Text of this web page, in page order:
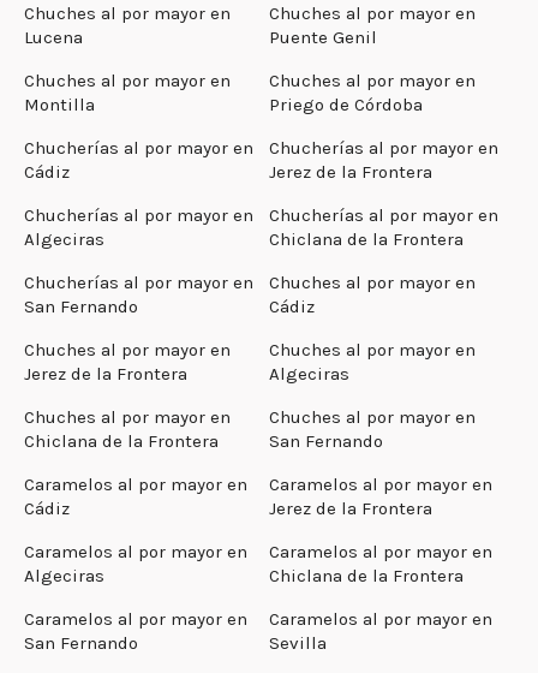
Chuches al por mayor en
Lucena
Chuches al por mayor en
Puente Genil
Chuches al por mayor en
Montilla
Chuches al por mayor en
Priego de Córdoba
Chucherías al por mayor en
Cádiz
Chucherías al por mayor en
Jerez de la Frontera
Chucherías al por mayor en
Algeciras
Chucherías al por mayor en
Chiclana de la Frontera
Chucherías al por mayor en
San Fernando
Chuches al por mayor en
Cádiz
Chuches al por mayor en
Jerez de la Frontera
Chuches al por mayor en
Algeciras
Chuches al por mayor en
Chiclana de la Frontera
Chuches al por mayor en
San Fernando
Caramelos al por mayor en
Cádiz
Caramelos al por mayor en
Jerez de la Frontera
Caramelos al por mayor en
Algeciras
Caramelos al por mayor en
Chiclana de la Frontera
Caramelos al por mayor en
San Fernando
Caramelos al por mayor en
Sevilla